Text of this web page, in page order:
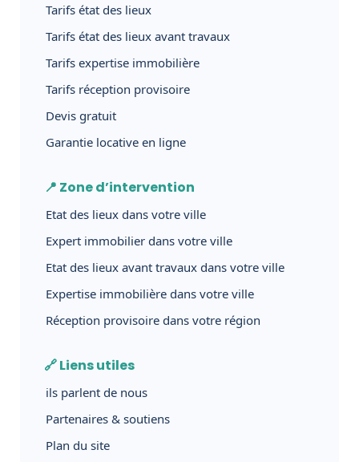
Tarifs état des lieux
Tarifs état des lieux avant travaux
Tarifs expertise immobilière
Tarifs réception provisoire
Devis gratuit
Garantie locative en ligne
📍 Zone d’intervention
Etat des lieux dans votre ville
Expert immobilier dans votre ville
Etat des lieux avant travaux dans votre ville
Expertise immobilière dans votre ville
Réception provisoire dans votre région
🔗 Liens utiles
ils parlent de nous
Partenaires & soutiens
Plan du site